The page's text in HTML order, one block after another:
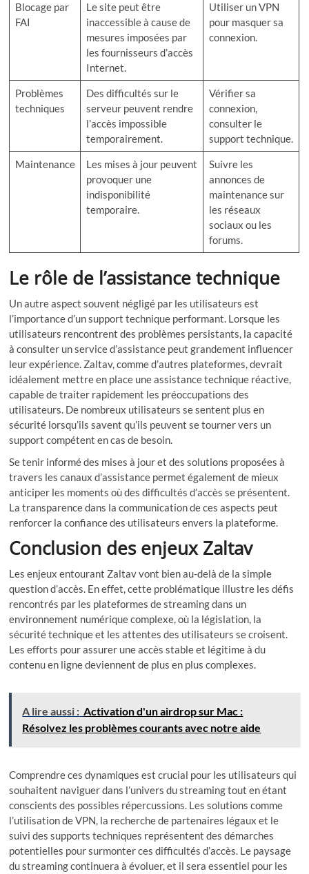
Blocage par
FAI
Le site peut être
inaccessible à cause de
mesures imposées par
les fournisseurs d’accès
Internet.
Utiliser un VPN
pour masquer sa
connexion.
Problèmes
techniques
Des difficultés sur le
serveur peuvent rendre
l’accès impossible
temporairement.
Vérifier sa
connexion,
consulter le
support technique.
Maintenance
Les mises à jour peuvent
provoquer une
indisponibilité
temporaire.
Suivre les
annonces de
maintenance sur
les réseaux
sociaux ou les
forums.
Le rôle de l’assistance technique
Un autre aspect souvent négligé par les utilisateurs est
l’importance d’un support technique performant. Lorsque les
utilisateurs rencontrent des problèmes persistants, la capacité
à consulter un service d’assistance peut grandement influencer
leur expérience. Zaltav, comme d’autres plateformes, devrait
idéalement mettre en place une assistance technique réactive,
capable de traiter rapidement les préoccupations des
utilisateurs. De nombreux utilisateurs se sentent plus en
sécurité lorsqu’ils savent qu’ils peuvent se tourner vers un
support compétent en cas de besoin.
Se tenir informé des mises à jour et des solutions proposées à
travers les canaux d’assistance permet également de mieux
anticiper les moments où des difficultés d’accès se présentent.
La transparence dans la communication de ces aspects peut
renforcer la confiance des utilisateurs envers la plateforme.
Conclusion des enjeux Zaltav
Les enjeux entourant Zaltav vont bien au-delà de la simple
question d’accès. En effet, cette problématique illustre les défis
rencontrés par les plateformes de streaming dans un
environnement numérique complexe, où la législation, la
sécurité technique et les attentes des utilisateurs se croisent.
Les efforts pour assurer une accès stable et légitime à du
contenu en ligne deviennent de plus en plus complexes.
A lire aussi : Activation d'un airdrop sur Mac :
Résolvez les problèmes courants avec notre aide
Comprendre ces dynamiques est crucial pour les utilisateurs qui
souhaitent naviguer dans l’univers du streaming tout en étant
conscients des possibles répercussions. Les solutions comme
l’utilisation de VPN, la recherche de partenaires légaux et le
suivi des supports techniques représentent des démarches
potentielles pour surmonter ces difficultés d’accès. Le paysage
du streaming continuera à évoluer, et il sera essentiel pour les